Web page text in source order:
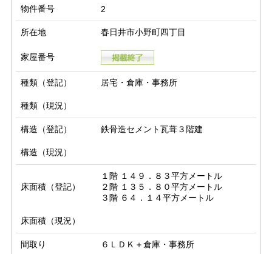
物件番号 2
所在地 春日井市小野町四丁目
家屋番号
種類（登記） 居宅・倉庫・事務所
種類（現況）
構造（登記） 鉄骨造セメント瓦葺３階建
構造（現況）
床面積（登記）
１階 １４９．８３平方メートル
２階 １３５．８０平方メートル
３階 ６４．１４平方メートル
床面積（現況）
間取り ６ＬＤＫ＋倉庫・事務所